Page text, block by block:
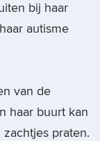
bij haar
autisme
van de
haar buurt kan
praten.